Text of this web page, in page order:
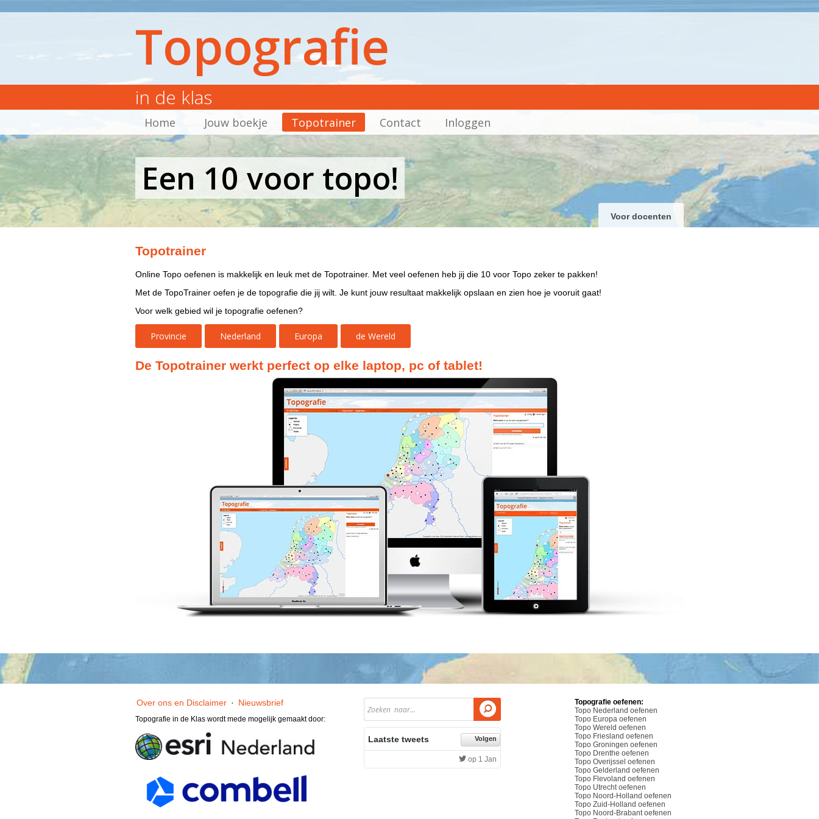
Topografie
in de klas
Home Jouw boekje Topotrainer Contact Inloggen
Een 10 voor topo!
Voor docenten
Topotrainer
Online Topo oefenen is makkelijk en leuk met de Topotrainer. Met veel oefenen heb jij die 10 voor Topo zeker te pakken!
Met de TopoTrainer oefen je de topografie die jij wilt. Je kunt jouw resultaat makkelijk opslaan en zien hoe je vooruit gaat!
Voor welk gebied wil je topografie oefenen?
Provincie Nederland Europa de Wereld
De Topotrainer werkt perfect op elke laptop, pc of tablet!
Over ons en Disclaimer · Nieuwsbrief
Topografie in de Klas wordt mede mogelijk gemaakt door:

Laatste tweets Volgen
op 1 Jan
Topografie oefenen:
Topo Nederland oefenen
Topo Europa oefenen
Topo Wereld oefenen
Topo Friesland oefenen
Topo Groningen oefenen
Topo Drenthe oefenen
Topo Overijssel oefenen
Topo Gelderland oefenen
Topo Flevoland oefenen
Topo Utrecht oefenen
Topo Noord-Holland oefenen
Topo Zuid-Holland oefenen
Topo Noord-Brabant oefenen